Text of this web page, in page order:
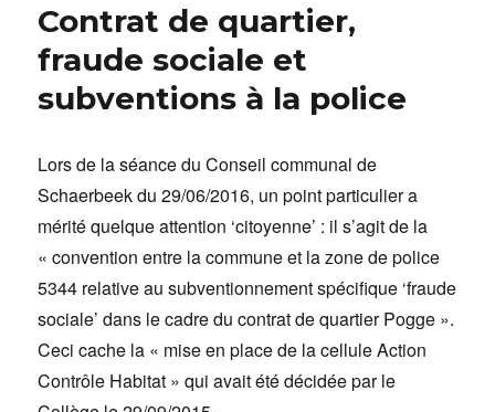
Contrat de quartier,
fraude sociale et
subventions à la police
Lors de la séance du Conseil communal de
Schaerbeek du 29/06/2016, un point particulier a
mérité quelque attention ‘citoyenne’ : il s’agit de la
« convention entre la commune et la zone de police
5344 relative au subventionnement spécifique ‘fraude
sociale’ dans le cadre du contrat de quartier Pogge ».
Ceci cache la « mise en place de la cellule Action
Contrôle Habitat » qui avait été décidée par le